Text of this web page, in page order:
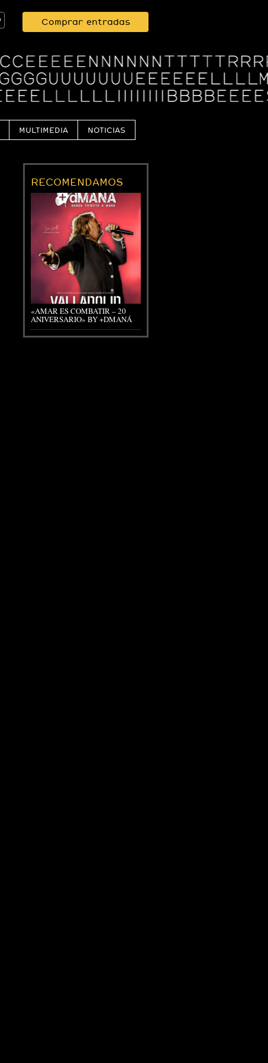
Comprar entradas
MULTIMEDIA NOTICIAS
RECOMENDAMOS
«AMAR ES COMBATIR – 20
ANIVERSARIO» BY +DMANÁ